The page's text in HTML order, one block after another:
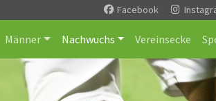
Facebook
Männer Nachwuchs Vereinsecke